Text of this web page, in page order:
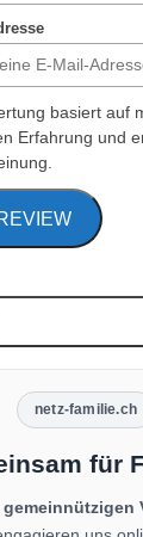
basiert auf
Erfahrung und
netz-familie.ch
für
gemeinnützigen